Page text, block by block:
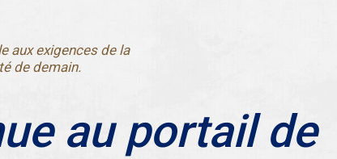
au portail de
aux exigences de la
de demain.